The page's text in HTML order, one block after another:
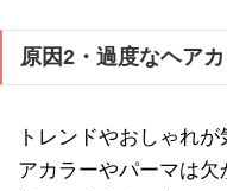
原因2・過度なヘア
トレンドやおしゃれ
アカラーやパーマは